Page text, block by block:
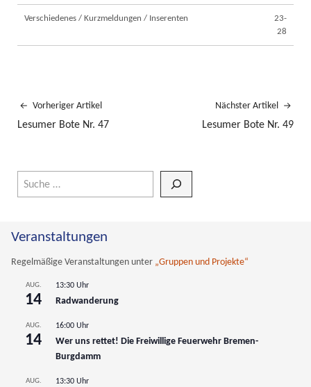
Verschiedenes / Kurzmeldungen / Inserenten
23-
28
Vorheriger Artikel
Lesumer Bote Nr. 47
Nächster Artikel
Lesumer Bote Nr. 49
Veranstaltungen
Regelmäßige Veranstaltungen unter „Gruppen und Projekte“
AUG.
14
13:30 Uhr
Radwanderung
AUG.
14
16:00 Uhr
Wer uns rettet! Die Freiwillige Feuerwehr Bremen-
Burgdamm
AUG. 13:30 Uhr